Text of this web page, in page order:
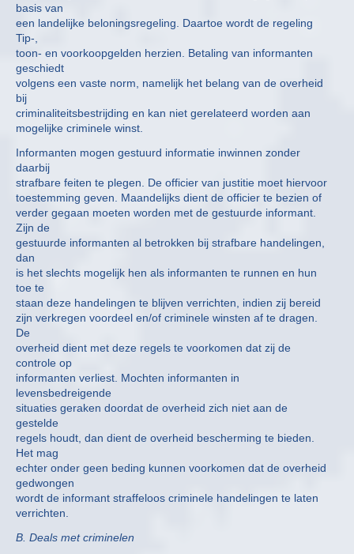
basis van
een landelijke beloningsregeling. Daartoe wordt de regeling
Tip-,
toon- en voorkoopgelden herzien. Betaling van informanten
geschiedt
volgens een vaste norm, namelijk het belang van de overheid
bij
criminaliteitsbestrijding en kan niet gerelateerd worden aan
mogelijke criminele winst.
Informanten mogen gestuurd informatie inwinnen zonder
daarbij
strafbare feiten te plegen. De officier van justitie moet hiervoor
toestemming geven. Maandelijks dient de officier te bezien of
verder gegaan moeten worden met de gestuurde informant.
Zijn de
gestuurde informanten al betrokken bij strafbare handelingen,
dan
is het slechts mogelijk hen als informanten te runnen en hun
toe te
staan deze handelingen te blijven verrichten, indien zij bereid
zijn verkregen voordeel en/of criminele winsten af te dragen.
De
overheid dient met deze regels te voorkomen dat zij de
controle op
informanten verliest. Mochten informanten in
levensbedreigende
situaties geraken doordat de overheid zich niet aan de
gestelde
regels houdt, dan dient de overheid bescherming te bieden.
Het mag
echter onder geen beding kunnen voorkomen dat de overheid
gedwongen
wordt de informant straffeloos criminele handelingen te laten
verrichten.
B. Deals met criminelen